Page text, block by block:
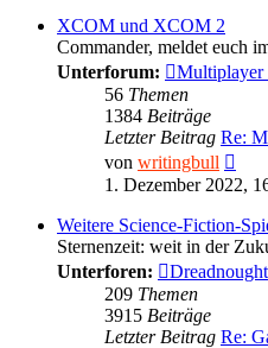
XCOM und XCOM 2
Commander, meldet euch
Unterforum:
56 Themen
1384 Beiträge
Letzter Beitrag Re:
von writingbull
1. Dezember 2022,
Weitere Science-Fiction-
Sternenzeit: weit in der
Unterforen:
Dreadnought
209 Themen
3915 Beiträge
Letzter Beitrag Re: